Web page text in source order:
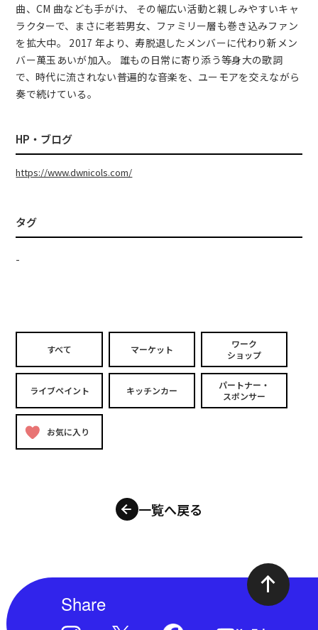
曲、CM 曲なども手がけ、 その幅広い活動と親しみやすいキャ
ラクターで、まさに老若男女、ファミリー層も巻き込みファン
を拡大中。 2017 年より、寿脱退したメンバーに代わり新メン
バー萬玉あいが加入。 誰もの日常に寄り添う等身大の歌詞
で、時代に流されない普遍的な音楽を、ユーモアを交えながら
奏で続けている。
HP・ブログ
https://www.dwnicols.com/
タグ
-
すべて マーケット
ワーク
ショップ
ライブペイント キッチンカー
パートナー・
スポンサー
お気に入り
一覧へ戻る
Share